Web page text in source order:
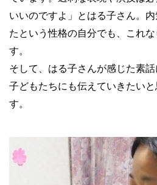
いいのですよ」とはる子さん。
たという性格の自分でも、これ
す。
そして、はる子さんが感じた素
子どもたちにも伝えていきたい
す。